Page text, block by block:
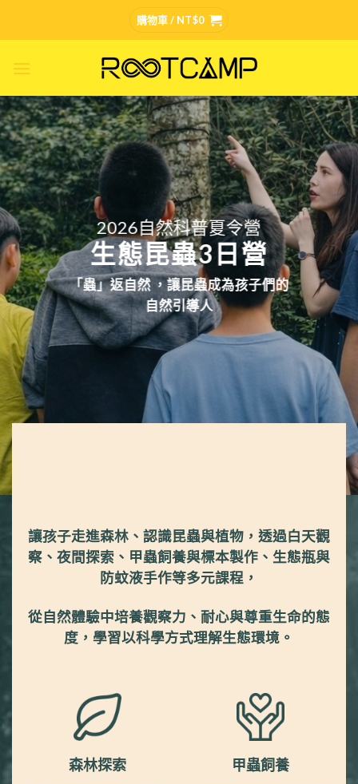
購物車 / NT$0
2026自然科普夏令營
生態昆蟲3日營
「蟲」返自然 ，讓昆蟲成為孩子們的
自然引導人
讓孩子走進森林、認識昆蟲與植物，透過白天觀
察、夜間探索、甲蟲飼養與標本製作、生態瓶與
防蚊液手作等多元課程，
從自然體驗中培養觀察力、耐心與尊重生命的態
度，學習以科學方式理解生態環境。
森林探索 甲蟲飼養